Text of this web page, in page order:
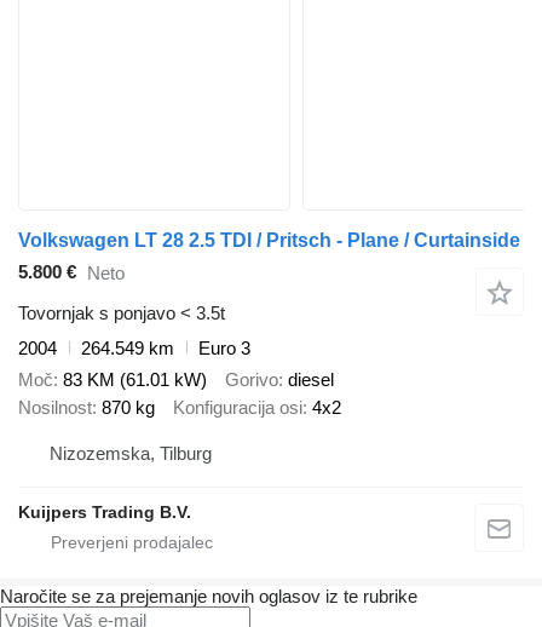
Volkswagen LT 28 2.5 TDI / Pritsch - Plane / Curtainside
5.800 € Neto
Tovornjak s ponjavo < 3.5t
2004
264.549 km
Euro 3
Moč 83 KM (61.01 kW) Gorivo diesel
Nosilnost 870 kg Konfiguracija osi 4x2
Nizozemska, Tilburg
Kuijpers Trading B.V.
Naročite se za prejemanje novih oglasov iz te rubrike